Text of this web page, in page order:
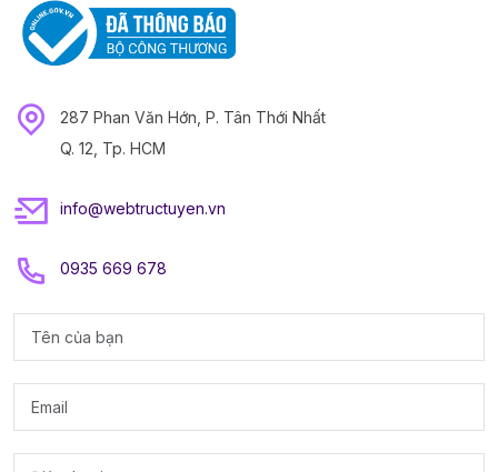
287 Phan Văn Hớn, P. Tân Thới Nhất
Q. 12, Tp. HCM
info@webtructuyen.vn
0935 669 678